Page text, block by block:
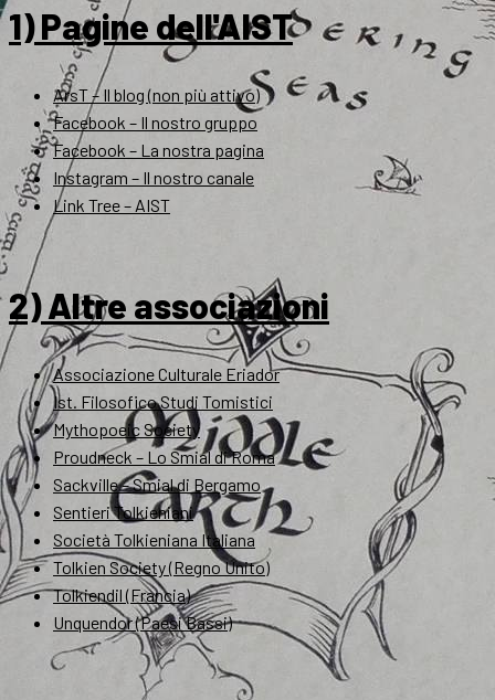
1) Pagine dell'AIST
ArsT – Il blog (non più attivo)
Facebook – Il nostro gruppo
Facebook – La nostra pagina
Instagram – Il nostro canale
Link Tree – AIST
2) Altre associazioni
Associazione Culturale Eriador
Ist. Filosofico Studi Tomistici
Mythopoeic Society
Proudneck – Lo Smial di Roma
Sackville – Smial di Bergamo
Sentieri Tolkieniani
Società Tolkieniana Italiana
Tolkien Society (Regno Unito)
Tolkiendil (Francia)
Unquendor (Paesi Bassi)